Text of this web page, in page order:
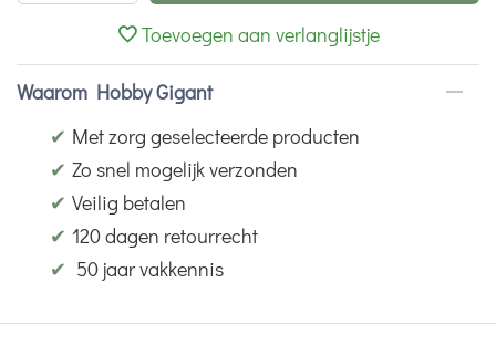
Toevoegen aan verlanglijstje
Waarom Hobby Gigant
✔ Met zorg geselecteerde producten
✔ Zo snel mogelijk verzonden
✔ Veilig betalen
✔ 120 dagen retourrecht
✔ 50 jaar vakkennis